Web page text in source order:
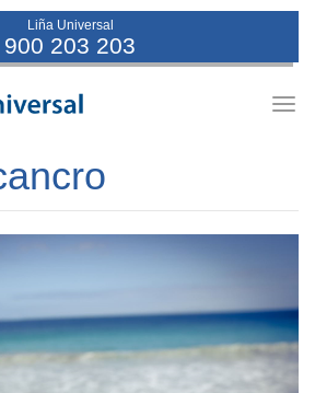
Liña Universal
900 203 203